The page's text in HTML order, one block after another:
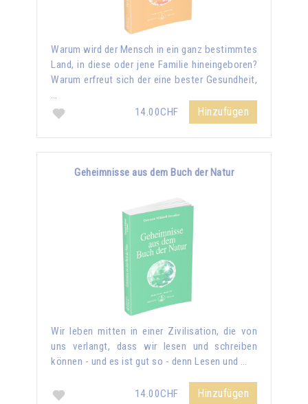
Warum wird der Mensch in ein ganz bestimmtes
Land, in diese oder jene Familie hineingeboren?
Warum erfreut sich der eine bester Gesundheit,
14.00CHF
Hinzufügen
Geheimnisse aus dem Buch der Natur
Wir leben mitten in einer Zivilisation, die von
uns verlangt, dass wir lesen und schreiben
können - und es ist gut so - denn Lesen und …
14.00CHF Hinzufügen